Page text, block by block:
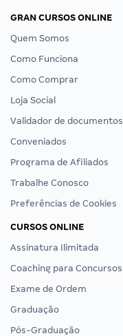
GRAN CURSOS ONLINE
Quem Somos
Como Funciona
Como Comprar
Loja Social
Validador de documentos
Conveniados
Programa de Afiliados
Trabalhe Conosco
Preferências de Cookies
CURSOS ONLINE
Assinatura Ilimitada
Coaching para Concursos
Exame de Ordem
Graduação
Pós-Graduação